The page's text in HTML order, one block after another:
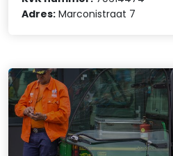
Adres: Marconistraat 7